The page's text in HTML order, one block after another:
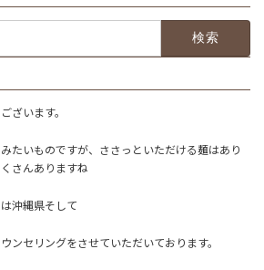
ざいます。
たいものですが、ささっといただける麺はあり
さんありますね
沖縄県そして
ンセリングをさせていただいております。